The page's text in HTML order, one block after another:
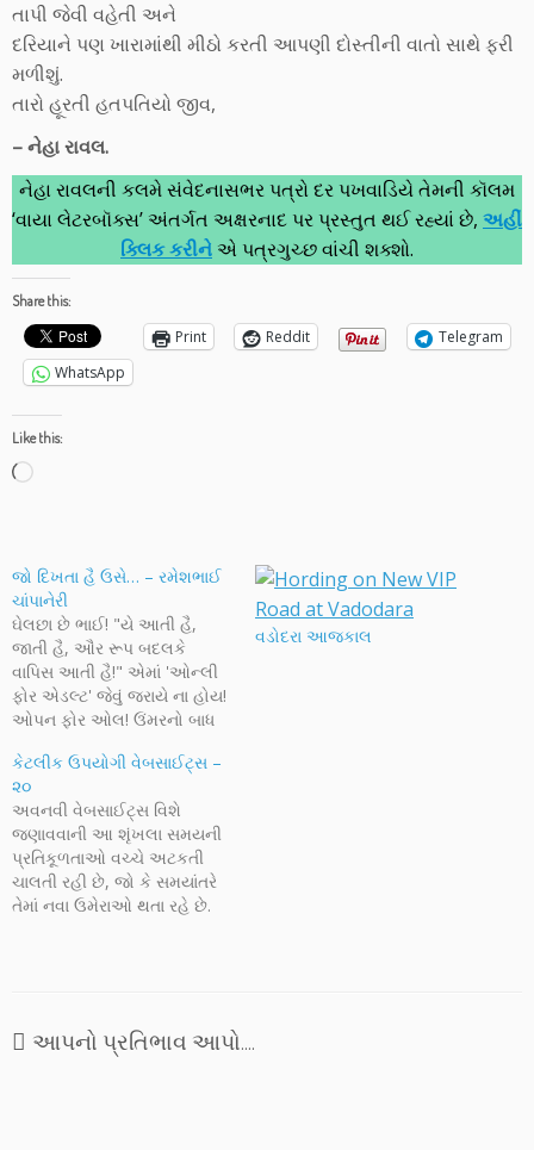
તાપી જેવી વહેતી અને
દરિયાને પણ ખારામાંથી મીઠો કરતી આપણી દોસ્તીની વાતો સાથે ફરી
મળીશું.
તારો હૂરતી હતપતિયો જીવ,
– નેહા રાવલ.
નેહા રાવલની કલમે સંવેદનાસભર પત્રો દર પખવાડિયે તેમની કૉલમ
‘વાયા લેટરબૉક્સ’ અંતર્ગત અક્ષરનાદ પર પ્રસ્તુત થઈ રહ્યાં છે, અહીં
ક્લિક કરીનેએ પત્રગુચ્છ વાંચી શક્શો.
Share this:
Print Reddit
Telegram
WhatsApp
Like this:
Loading…
જો દિખતા હૈ ઉસે… – રમેશભાઈ
ચાંપાનેરી
ઘેલછા છે ભાઈ! "યે આતી હૈ,
જાતી હૈ, ઔર રૂપ બદલકે
વાપિસ આતી હૈ!" એમાં 'ઓન્લી
ફોર એડલ્ટ' જેવું જરાયે ના હોય!
ઓપન ફોર ઓલ! ઉંમરનો બાધ
ગયું હોય, પણ ઘેલછાનું પૂંછડું તો
છેલ્લાં શ્વાસે પણ તરફડે! અને
એવું પણ નહિ કે ઉંમરના
પ્રમાણમાં…
વડોદરા આજકાલ
કેટલીક ઉપયોગી વેબસાઈટ્સ –
૨૦
અવનવી વેબસાઈટ્સ વિશે
જણાવવાની આ શૃંખલા સમયની
પ્રતિકૂળતાઓ વચ્ચે અટકતી
ચાલતી રહી છે, જો કે સમયાંતરે
તેમાં નવા ઉમેરાઓ થતા રહે છે.
વેબવિશ્વમાં અગ્રગ્ણ્ય છે અને
ખૂબ જાણીતી છે તો કોઈક નવી
આપનો પ્રતિભાવ આપો....